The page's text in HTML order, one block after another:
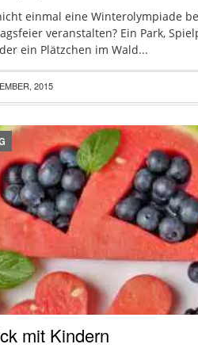
einmal eine Winterolympiade
veranstalten? Ein Park,
ein Plätzchen im Wald...
2015
mit Kindern